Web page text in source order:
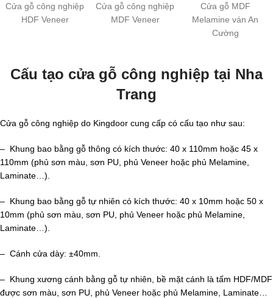
Cửa gỗ công nghiệp
HDF Veneer
Cửa gỗ công nghiệp
MDF Veneer
Cửa gỗ MDF
Melamine ván An
Cường
Cấu tạo cửa gỗ công nghiệp tại Nha
Trang
Cửa gỗ công nghiệp do Kingdoor cung cấp có cấu tạo như sau:
– Khung bao bằng gỗ thông có kích thước: 40 x 110mm hoặc 45 x
110mm (phủ sơn màu, sơn PU, phủ Veneer hoặc phủ Melamine,
Laminate…).
– Khung bao bằng gỗ tự nhiên có kích thước: 40 x 10mm hoặc 50 x
10mm (phủ sơn màu, sơn PU, phủ Veneer hoặc phủ Melamine,
Laminate…).
– Cánh cửa dày: ±40mm.
– Khung xương cánh bằng gỗ tự nhiên, bề mặt cánh là tấm HDF/MDF
được sơn màu, sơn PU, phủ Veneer hoặc phủ Melamine, Laminate…